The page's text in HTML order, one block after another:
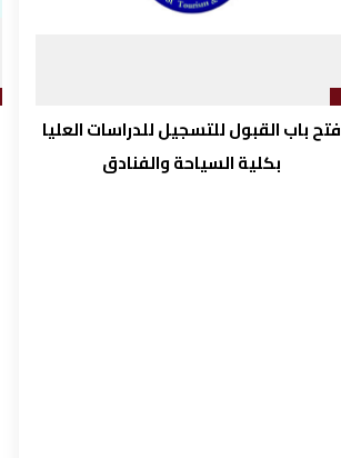
فتح باب القبول للتسجيل للدراسات العليا
بكلية السياحة والفنادق